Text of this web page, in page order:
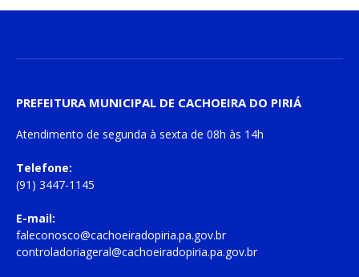
PREFEITURA MUNICIPAL DE CACHOEIRA DO PIRIÁ
Atendimento de segunda à sexta de 08h às 14h
Telefone:
(91) 3447-1145
E-mail:
faleconosco@cachoeiradopiria.pa.gov.br
controladoriageral@cachoeiradopiria.pa.gov.br